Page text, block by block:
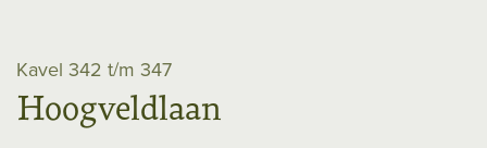
Kavel 342 t/m 347
Hoogveldlaan